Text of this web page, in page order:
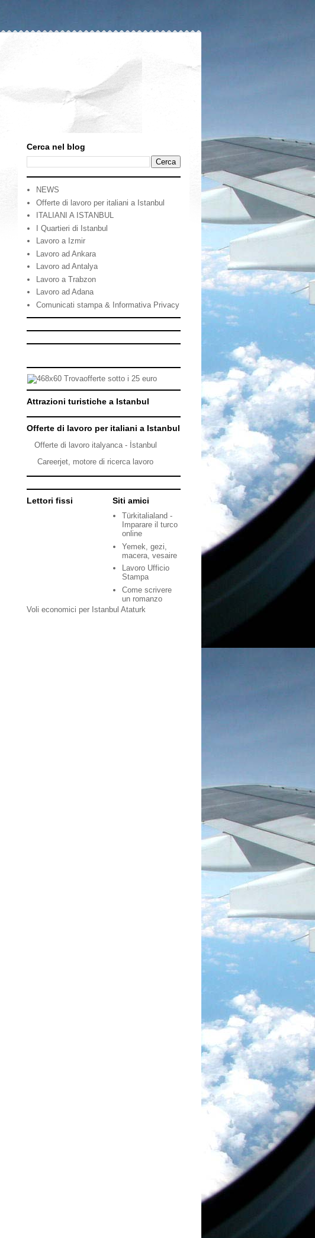
Cerca nel blog
NEWS
Offerte di lavoro per italiani a Istanbul
ITALIANI A ISTANBUL
I Quartieri di Istanbul
Lavoro a Izmir
Lavoro ad Ankara
Lavoro ad Antalya
Lavoro a Trabzon
Lavoro ad Adana
Comunicati stampa & Informativa Privacy
Attrazioni turistiche a Istanbul
Offerte di lavoro per italiani a Istanbul
Offerte di lavoro italyanca - İstanbul
Careerjet, motore di ricerca lavoro
Lettori fissi Siti amici
Türkitalialand -
Imparare il turco
online
Yemek, gezi,
macera, vesaire
Lavoro Ufficio
Stampa
Come scrivere
un romanzo
Voli economici per Istanbul Ataturk